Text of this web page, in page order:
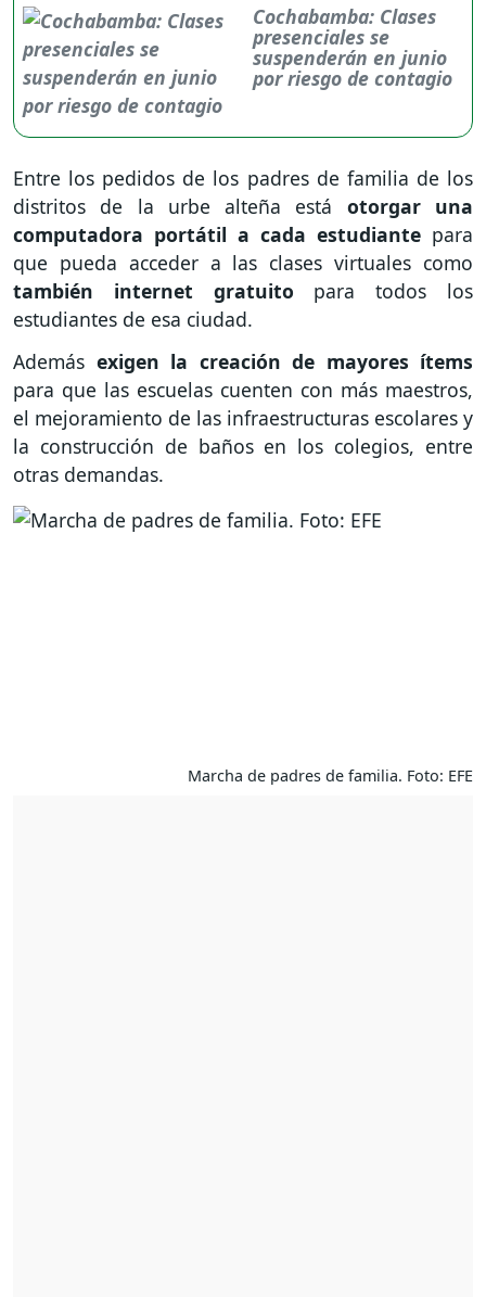
Cochabamba: Clases
presenciales se
suspenderán en junio
por riesgo de contagio
Entre los pedidos de los padres de familia de los
distritos de la urbe alteña está otorgar una
computadora portátil a cada estudiante para
que pueda acceder a las clases virtuales como
también internet gratuito para todos los
estudiantes de esa ciudad.
Además exigen la creación de mayores ítems
para que las escuelas cuenten con más maestros,
el mejoramiento de las infraestructuras escolares y
la construcción de baños en los colegios, entre
otras demandas.
Marcha de padres de familia. Foto: EFE